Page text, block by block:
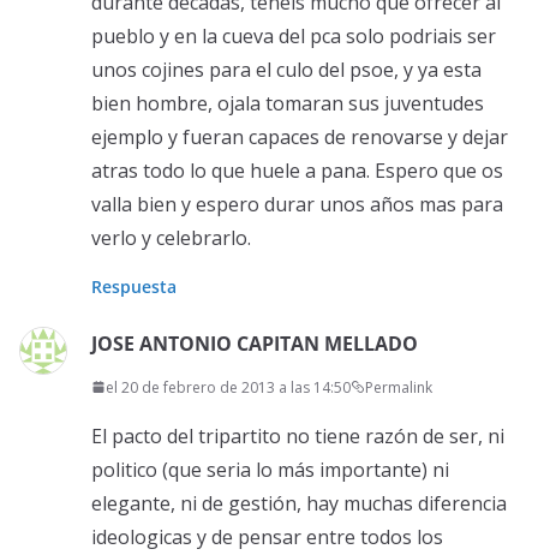
pueblo y en la cueva del pca solo podriais ser
unos cojines para el culo del psoe, y ya esta
bien hombre, ojala tomaran sus juventudes
ejemplo y fueran capaces de renovarse y dejar
atras todo lo que huele a pana. Espero que os
valla bien y espero durar unos años mas para
verlo y celebrarlo.
Respuesta
JOSE ANTONIO CAPITAN MELLADO
el 20 de febrero de 2013 a las 14:50 Permalink
El pacto del tripartito no tiene razón de ser, ni
politico (que seria lo más importante) ni
elegante, ni de gestión, hay muchas diferencia
ideologicas y de pensar entre todos los